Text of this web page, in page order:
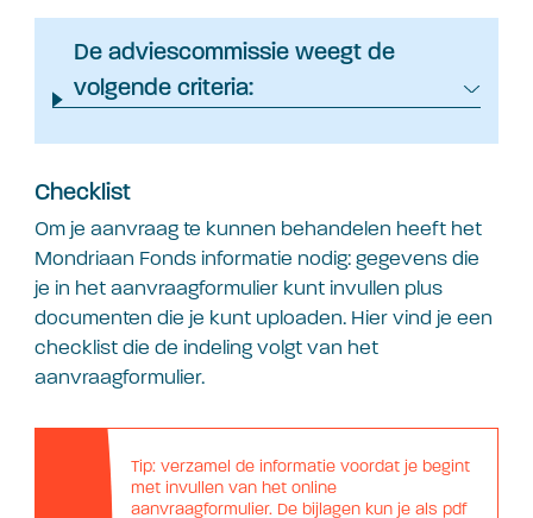
De adviescommissie weegt de
volgende criteria:
Checklist
Om je aanvraag te kunnen behandelen heeft het
Mondriaan Fonds informatie nodig: gegevens die
je in het aanvraagformulier kunt invullen plus
documenten die je kunt uploaden. Hier vind je een
checklist die de indeling volgt van het
aanvraagformulier.
Tip: verzamel de informatie voordat je begint
met invullen van het online
aanvraagformulier. De bijlagen kun je als pdf